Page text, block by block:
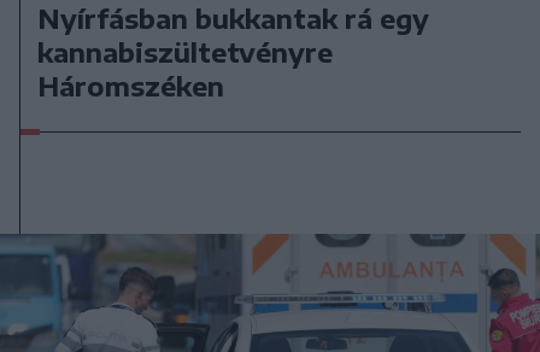
Nyírfásban bukkantak rá egy
kannabiszültetvényre
Háromszéken